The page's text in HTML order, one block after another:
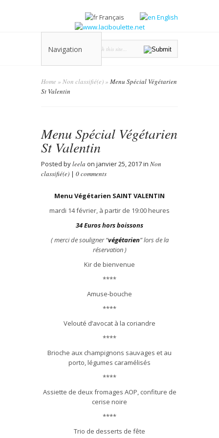
Français English
Navigation
Home » Non classifié(e)» Menu Spécial Végétarien
St Valentin
Menu Spécial Végétarien
St Valentin
Posted byleela on janvier 25, 2017 in Non
classifié(e) | 0 comments
Menu Végétarien SAINT VALENTIN
mardi 14 février, à partir de 19:00 heures
34 Euros hors boissons
( merci de souligner “végétarien” lors de la
réservation )
Kir de bienvenue
****
Amuse-bouche
****
Velouté d’avocat à la coriandre
****
Brioche aux champignons sauvages et au
porto, légumes caramélisés
****
Assiette de deux fromages AOP, confiture de
cerise noire
****
Trio de desserts de fête